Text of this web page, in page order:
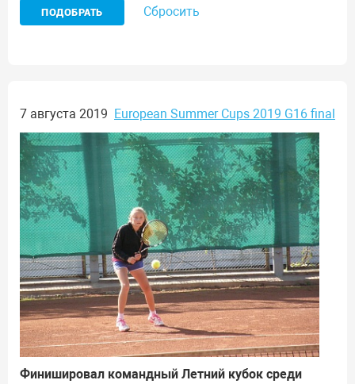
Сбросить
7 августа 2019 European Summer Cups 2019 G16 final
Финишировал командный Летний кубок среди